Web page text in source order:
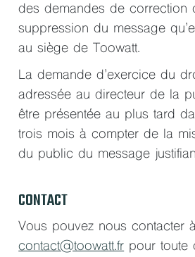
des demandes de correction
suppression du message
au siège de Toowatt.
La demande d’exercice du
adressée au directeur de la
être présentée au plus tard
trois mois à compter de la
du public du message
CONTACT
Vous pouvez nous contacter
contact@toowatt.frpour toute